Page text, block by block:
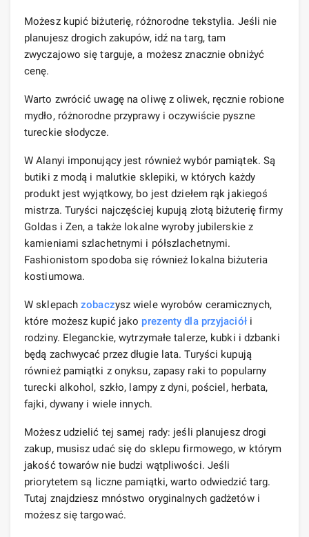
Możesz kupić biżuterię, różnorodne tekstylia. Jeśli nie
planujesz drogich zakupów, idź na targ, tam
zwyczajowo się targuje, a możesz znacznie obniżyć
cenę.
Warto zwrócić uwagę na oliwę z oliwek, ręcznie robione
mydło, różnorodne przyprawy i oczywiście pyszne
tureckie słodycze.
W Alanyi imponujący jest również wybór pamiątek. Są
butiki z modą i malutkie sklepiki, w których każdy
produkt jest wyjątkowy, bo jest dziełem rąk jakiegoś
mistrza. Turyści najczęściej kupują złotą biżuterię firmy
Goldas i Zen, a także lokalne wyroby jubilerskie z
kamieniami szlachetnymi i półszlachetnymi.
Fashionistom spodoba się również lokalna biżuteria
kostiumowa.
W sklepachzobaczysz wiele wyrobów ceramicznych,
które możesz kupić jako prezenty dla przyjaciółi
rodziny. Eleganckie, wytrzymałe talerze, kubki i dzbanki
będą zachwycać przez długie lata. Turyści kupują
również pamiątki z onyksu, zapasy raki to popularny
turecki alkohol, szkło, lampy z dyni, pościel, herbata,
fajki, dywany i wiele innych.
Możesz udzielić tej samej rady: jeśli planujesz drogi
zakup, musisz udać się do sklepu firmowego, w którym
jakość towarów nie budzi wątpliwości. Jeśli
priorytetem są liczne pamiątki, warto odwiedzić targ.
Tutaj znajdziesz mnóstwo oryginalnych gadżetów i
możesz się targować.